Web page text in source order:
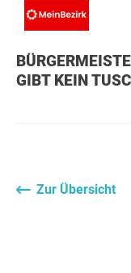
BÜRGERMEISTER JOHANN AUGUSTIN „ES
GIBT KEIN
Zur Übersicht